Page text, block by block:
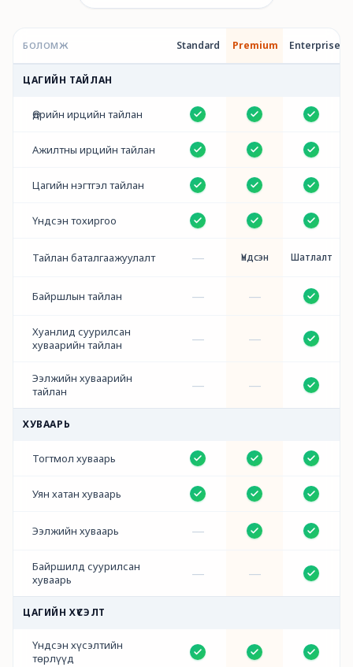
БОЛОМЖ Standard Premium Enterprise
ЦАГИЙН ТАЙЛАН
Өдрийн ирцийн тайлан
Ажилтны ирцийн тайлан
Цагийн нэгтгэл тайлан
Үндсэн тохиргоо
Тайлан баталгаажуулалт — Үндсэн Шатлалт
Байршлын тайлан — —
Хуанлид суурилсан
хуваарийн тайлан
— —
Ээлжийн хуваарийн
тайлан
— —
ХУВААРЬ
Тогтмол хуваарь
Уян хатан хуваарь
Ээлжийн хуваарь —
Байршилд суурилсан
хуваарь
— —
ЦАГИЙН ХҮСЭЛТ
Үндсэн хүсэлтийн
төрлүүд